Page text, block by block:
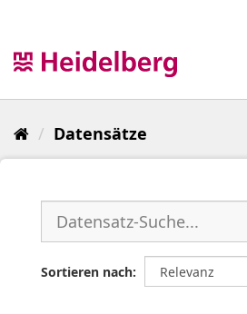
Datensätze
Sortieren nach